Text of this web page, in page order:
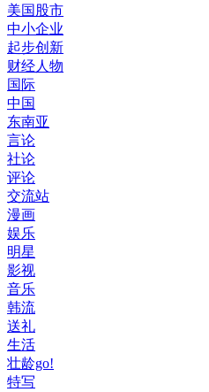
美国股市
中小企业
起步创新
财经人物
国际
中国
东南亚
言论
社论
评论
交流站
漫画
娱乐
明星
影视
音乐
韩流
送礼
生活
壮龄go!
特写